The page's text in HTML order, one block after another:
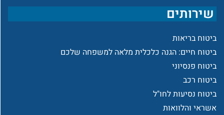
שירותים
ביטוח בריאות
ביטוח חיים: הגנה כלכלית מלאה למשפחה שלכם
ביטוח פנסיוני
ביטוח רכב
ביטוח נסיעות לחו"ל
אשראי והלוואות